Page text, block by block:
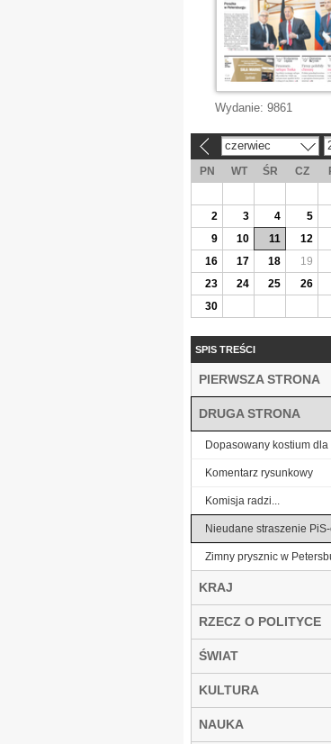
Wydanie: 9861
czerwiec
PN WT ŚR CZ
2
3 4 5
9
10 11 12
16
17 18 19
23
24 25 26
30
SPIS TREŚCI
PIERWSZA STRONA
DRUGA STRONA
Dopasowany kostium dla
Komentarz rysunkowy
Komisja radzi...
Nieudane straszenie
Zimny prysznic w
KRAJ
RZECZ O POLITYCE
ŚWIAT
KULTURA
NAUKA